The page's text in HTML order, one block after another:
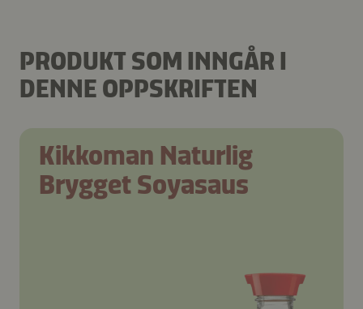
PRODUKT SOM INNGÅR I
DENNE OPPSKRIFTEN
Kikkoman Naturlig
Brygget Soyasaus